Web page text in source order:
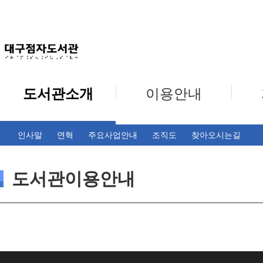
도서관소개
인사말 연혁 주요사업안내 조직도 찾아오시는길
이용안내
도서관이용안내